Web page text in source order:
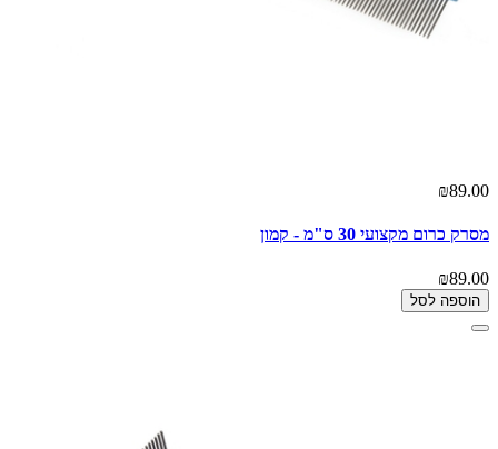
₪89.00
מסרק כרום מקצועי 30 ס"מ - קמון
₪89.00
הוספה לסל